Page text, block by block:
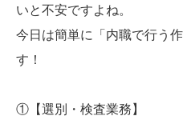
いと不安ですよね。
今日は簡単に「内職で行う
す！
①【選別・検査業務】